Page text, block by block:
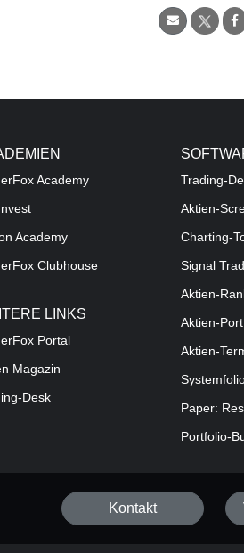
Academy
Academy
Clubhouse
LINKS
Portal
Magazin
Desk
Trading-
Aktien-
Charting-
Signal
Aktien-
Aktien-
Aktien-
Paper:
Portfolio-
Kontakt